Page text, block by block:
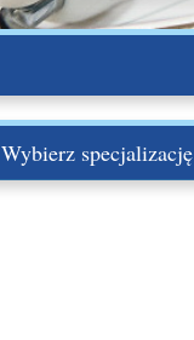
Wybierz specjalizację